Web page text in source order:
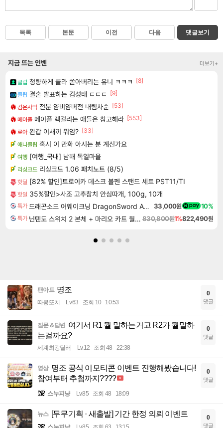
목록 본문 이전 다음 댓글보기
지금 뜨는 인벤 더보기+
클립 청량하게 콜라 쏟아버리는 유니 ㅋㅋㅋ [8]
클립 결혼 발표하는 킴성태 ㄷㄷㄷ [9]
검은사막 전분 얌비얌버전 내림차순 [53]
메이플 메이플 렉걸리는 애들은 참고해라 [553]
로아 완갑 이새끼 뭐임? [33]
애니클립 혹시 이 만화 아시는 분 계신가요
여행 [여행_국내] 남해 독일마을
리싱크드 리싱크드 1.06 패치노트 (8/5)
핫딜 [82% 할인]트로이카 데스크 볼펜 스탠드 세트 PST11/TI
핫딜 35%할인>사조 고추참치 안심따개, 100g, 10개
특가 드래곤소드 어웨이크닝 DragonSword Awakening 33,000원 10%
특가 닌텐도 스위치 2 본체 + 마리오 카트 월드 + 슈퍼 마리오 파티 잼버리 닌텐도 스위치 2 에디션 + 잼버리 TV 번들 830,800원1%822,490원
팬아트 명조
따봉또치 Lv.63 조회 10 10:53
0
댓글
질문＆답변 여기서 R1 뭘 말하는거고 R2가 뭘말하
는걸까요?
세계최강딜러 Lv.12 조회 48 22:38
0
댓글
영상 명조 공식 이모티콘 이벤트 진행해봤습니다!
참여부터 추첨까지????
스누피냥 Lv.85 조회 48 18:09
0
댓글
뉴스 [무무기획 · 새출발] 기간 한정 의뢰 이벤트 0
댓글